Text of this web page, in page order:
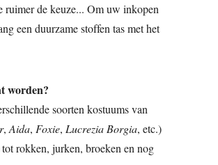
ruimer de keuze... Om uw inkopen
een duurzame stoffen tas met het
worden?
soorten kostuums van
, Aida, Foxie, Lucrezia Borgia, etc.)
rokken, jurken, broeken en nog